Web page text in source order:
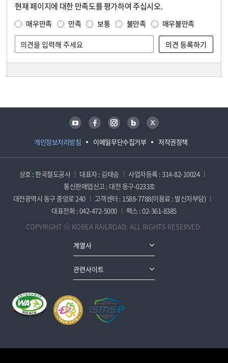
현재 페이지에 대한 만족도를 평가하여 주십시오.
매우만족 만족 보통 불만족 매우불만족
개인정보처리방침 이메일무단수집거부 저작권정책
유튜브 페이스북 인스타그램 블로그 트위터
상호 : 한국철도공사 대표자 : 김태승
사업자등록 : 314-82-10024
통신판매업신고 : 대전 동구-0233호
대전광역시 동구 중앙로 240
고객센터 : 1588-7788(이용료 : 발신자부담)
대표전화 : 042-472-5000
팩스 : 02-361-8385
COPYRIGHT ⓒ KOREA RAILROAD. ALL RIGHTS RESERVED.
계열사
관련사이트